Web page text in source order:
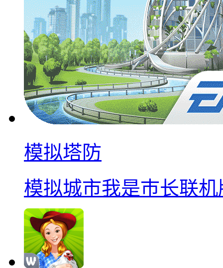
模拟塔防
模拟城市我是巿长联机